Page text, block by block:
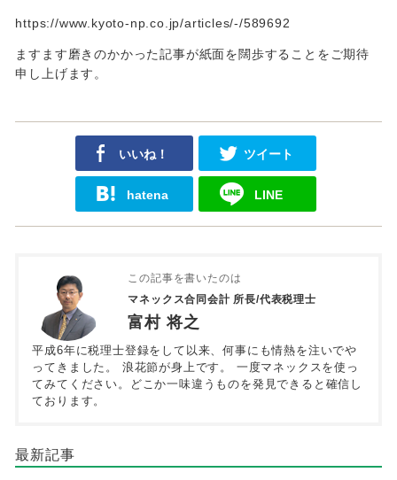
https://www.kyoto-np.co.jp/articles/-/589692
ますます磨きのかかった記事が紙面を闊歩することをご期待
申し上げます。
いいね！ ツイート
hatena LINE
この記事を書いたのは
マネックス合同会計 所長/代表税理士
富村 将之
平成6年に税理士登録をして以来、何事にも情熱を注いでや
ってきました。 浪花節が身上です。 一度マネックスを使っ
てみてください。どこか一味違うものを発見できると確信し
ております。
最新記事